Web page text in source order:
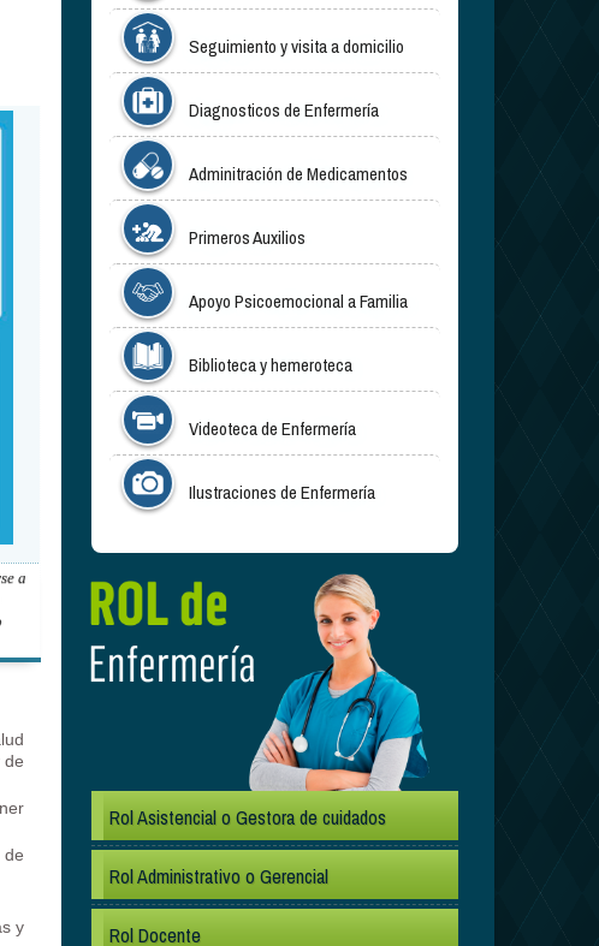
a
de
y
Seguimiento y visita a domicilio
Diagnosticos de Enfermería
Adminitración de Medicamentos
Primeros Auxilios
Apoyo Psicoemocional a Familia
Biblioteca y hemeroteca
Videoteca de Enfermería
Ilustraciones de Enfermería
Rol Asistencial o Gestora de cuidados
Rol Administrativo o Gerencial
Rol Docente